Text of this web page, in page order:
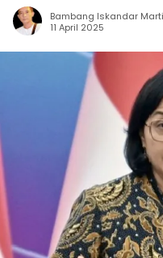
Bambang Iskandar
11 April 2025